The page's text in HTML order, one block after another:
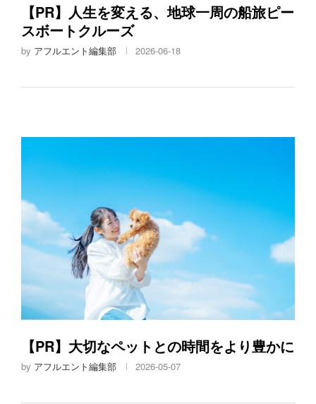
【PR】人生を変える、地球一周の船旅ピー
スボートクルーズ
by アフルエント編集部 2026-06-18
【PR】大切なペットとの時間をより豊かに
by アフルエント編集部 2026-05-07